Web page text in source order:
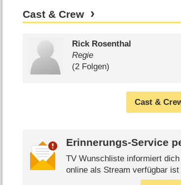
Cast & Crew
Rick Rosenthal
Regie
(2 Folgen)
Cast &
Erinnerungs-Service
TV Wunschliste informiert
online als Stream verfügbar